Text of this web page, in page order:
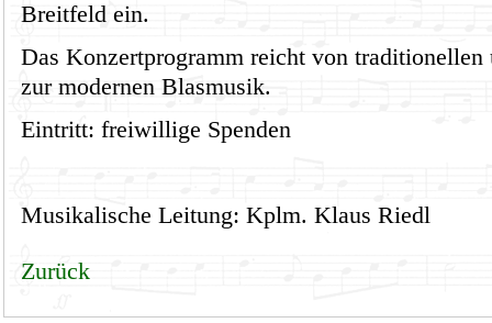
Breitfeld ein.
Das Konzertprogramm reicht von traditionellen
zur modernen Blasmusik.
Eintritt: freiwillige Spenden
Musikalische Leitung: Kplm. Klaus Riedl
Zurück